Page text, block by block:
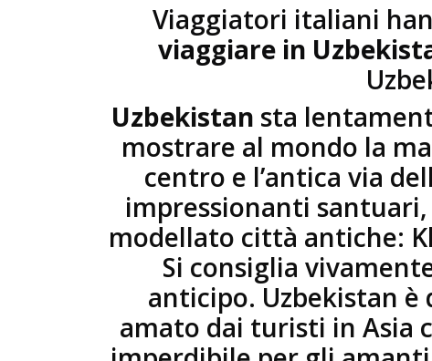
Viaggiatori italiani
viaggiare in
Uzbekistan sta
mostrare al mondo la
centro e l’antica via
impressionanti
modellato città antiche:
Si consiglia
anticipo. Uzbekistan è
amato dai turisti in Asia